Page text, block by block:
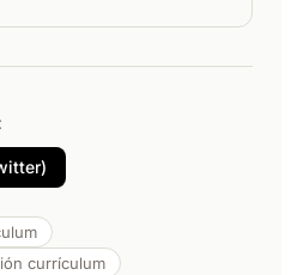
currículum